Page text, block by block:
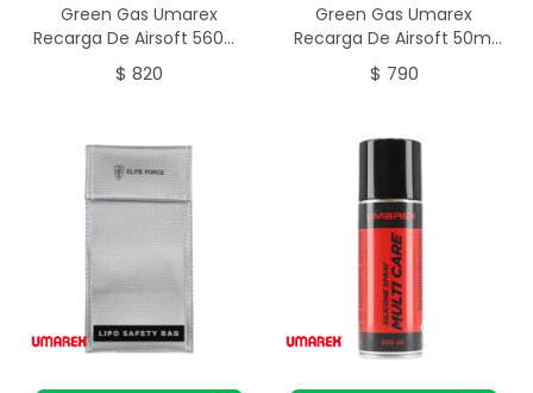
Green Gas Umarex
Recarga De Airsoft 560ml
Elite Force Heavy
Maintenance
$ 820
Green Gas Umarex
Recarga De Airsoft 50ml
Elite Force Heavy
$ 790